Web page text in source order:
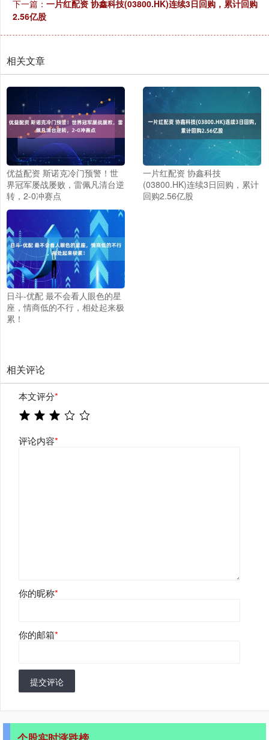
下一篇： 一片红配资 协鑫科技(03800.HK)连续3日回购，累计回购
2.56亿股
相关文章
优益配资 斯诺克冷门预警！世
界冠军屡战屡败，雷佩凡清台逆
转，2-0冲赛点
一片红配资 协鑫科技
(03800.HK)连续3日回购，累计
回购2.56亿股
日斗-优配 最不会看人眼色的星
座，情商低的不行，相处起来极
累！
相关评论
本文评分*
评论内容*
你的昵称*
你的邮箱*
提交评论